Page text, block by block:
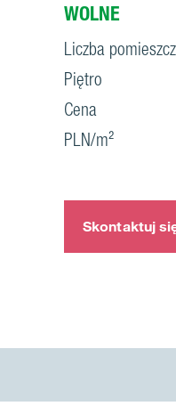
WOLNE
Liczba
Piętro
Cena
PLN/m²
Skontaktuj